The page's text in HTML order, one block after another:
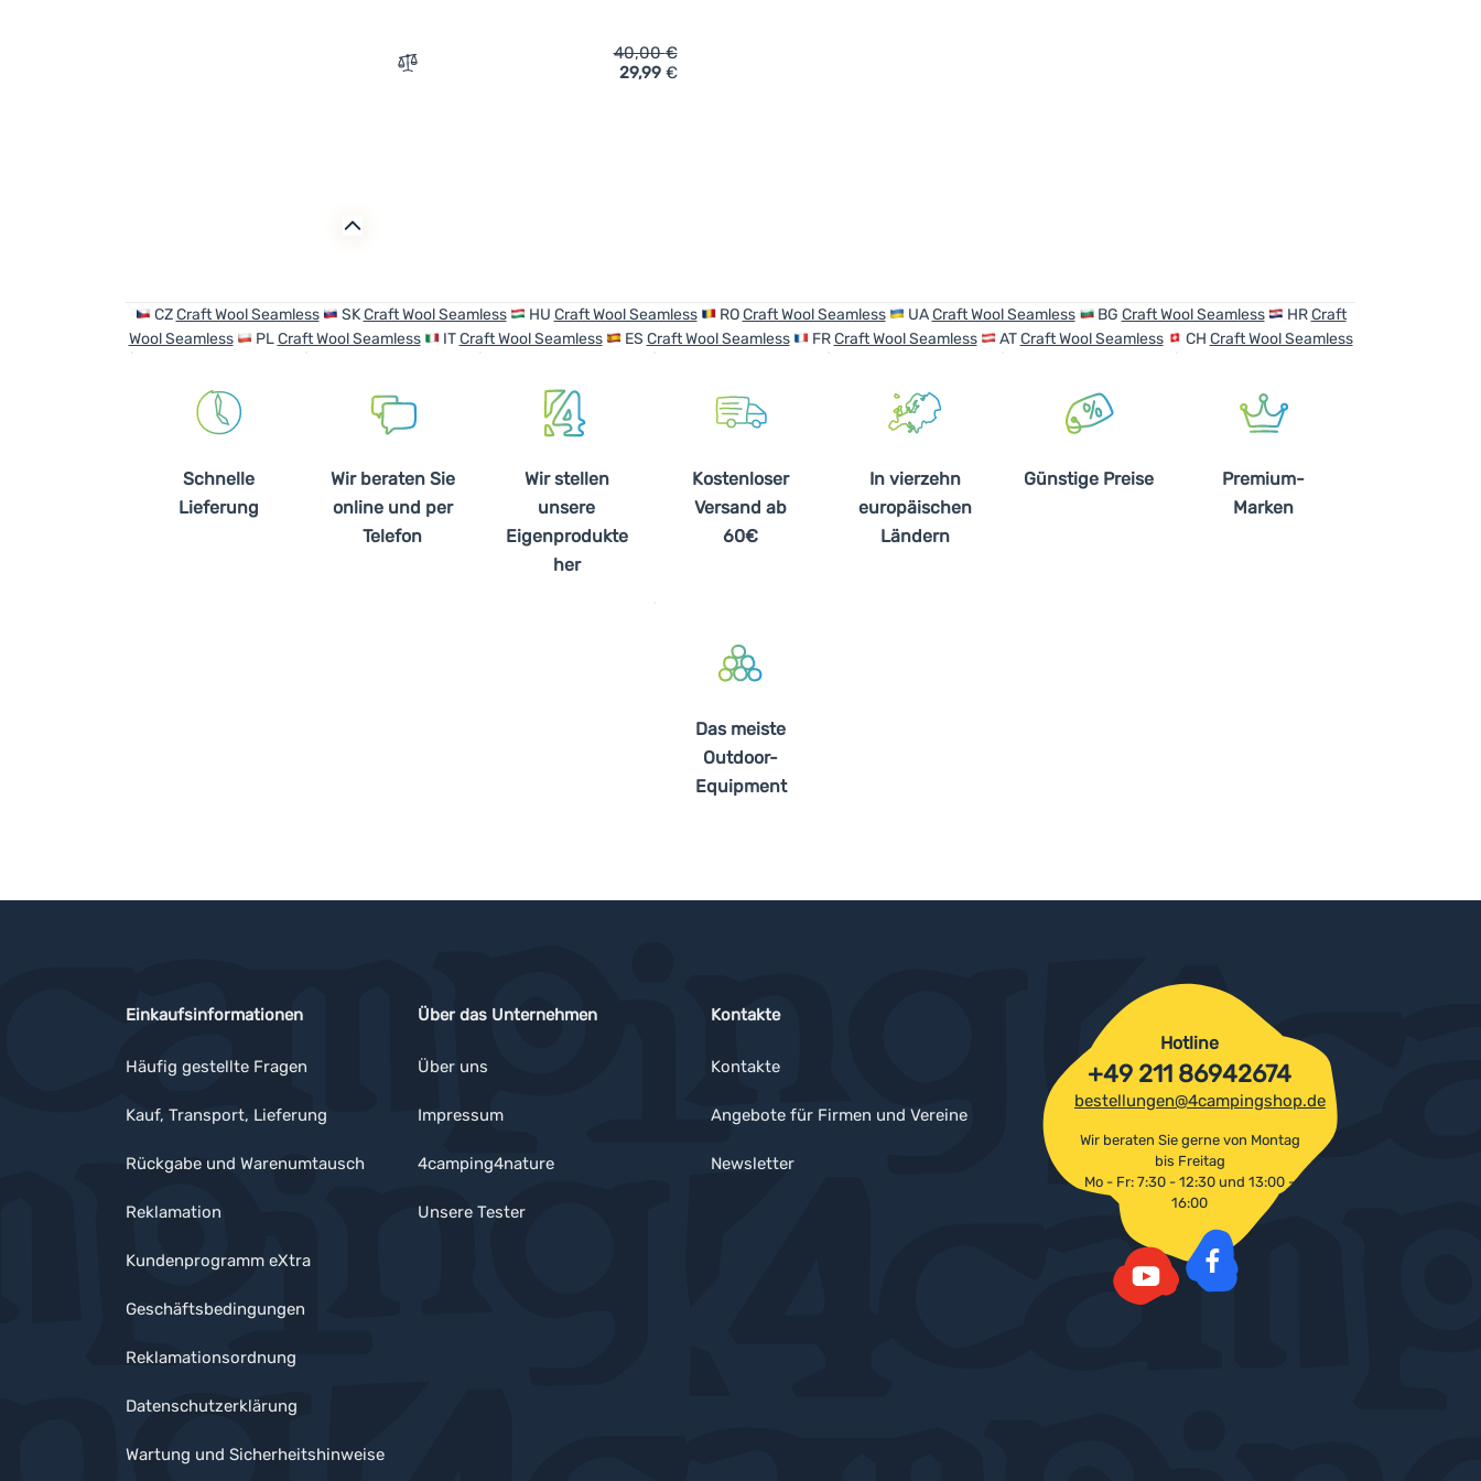
Zum Vergleich 'Herren funktionelle Boxershorts Craft Wool Seamless Boxer 6-Inch M' hinzufügen
40,00€
29,99 €
CZCraft Wool Seamless SKCraft Wool Seamless HU Craft Wool Seamless ROCraft Wool Seamless UACraft Wool Seamless BG Craft Wool Seamless HRCraft
Wool Seamless
PLCraft Wool Seamless ITCraft Wool Seamless ES Craft Wool Seamless FRCraft Wool Seamless ATCraft Wool Seamless CH Craft Wool Seamless
Schnelle
Lieferung
Wir beraten Sie
online und per
Telefon
Wir stellen
unsere
Eigenprodukte
her
Kostenloser
Versand ab
60€
In vierzehn
europäischen
Ländern
Günstige Preise
Premium-
Marken
Das meiste
Outdoor-
Equipment
Einkaufsinformationen
Häufig gestellte Fragen
Kauf, Transport, Lieferung
Rückgabe und Warenumtausch
Reklamation
Kundenprogramm eXtra
Geschäftsbedingungen
Reklamationsordnung
Datenschutzerklärung
Wartung und Sicherheitshinweise
Über das Unternehmen
Über uns
Impressum
4camping4nature
Unsere Tester
Kontakte
Kontakte
Angebote für Firmen und Vereine
Newsletter
Hotline
+49 211 86942674
bestellungen@4campingshop.de
Wir beraten Sie gerne von Montag
bis Freitag
Mo - Fr: 7:30 - 12:30 und 13:00 -
16:00